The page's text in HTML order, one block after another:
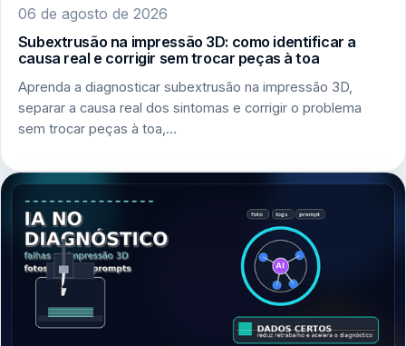
06 de agosto de 2026
Subextrusão na impressão 3D: como identificar a
causa real e corrigir sem trocar peças à toa
Aprenda a diagnosticar subextrusão na impressão 3D,
separar a causa real dos sintomas e corrigir o problema
sem trocar peças à toa,…